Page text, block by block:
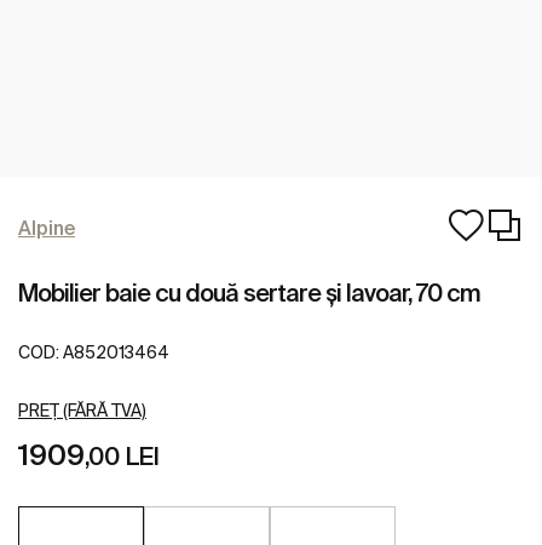
Alpine
Mobilier baie cu două sertare şi lavoar, 70 cm
COD: A852013464
PREȚ (FĂRĂ TVA)
1909,00 LEI